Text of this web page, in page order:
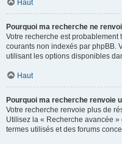
Haut
Pourquoi ma recherche ne
Votre recherche est
courants non indexés par phpBB.
utilisant les options disponibles
Haut
Pourquoi ma recherche renvoie
Votre recherche renvoie plus de
Utilisez la « Recherche avancée
termes utilisés et des forums